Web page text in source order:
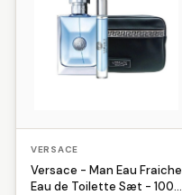
VERSACE
Versace - Man Eau Fraiche
Eau de Toilette Sæt - 100